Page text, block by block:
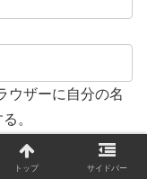
ウザーに自分の名
。
知する。
トップ サイドバー